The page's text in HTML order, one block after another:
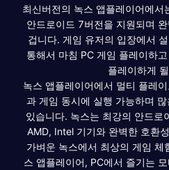
최신버전의 녹스 앱플레이어에
안드로이드 7버전을 지원되며
겁니다. 게임 유저의 입장에서
통해서 마침 PC 게임 플레이하
플레이하게
녹스 앱플레이어에서 멀티 플레
과 게임 동시에 실행 가능하며
있습니다. 녹스는 최강의 안드로
AMD, Intel 기기와 완벽한 호환
가벼운 녹스에서 최상의 게임 체
스 앱플레이어, PC에서 즐기는